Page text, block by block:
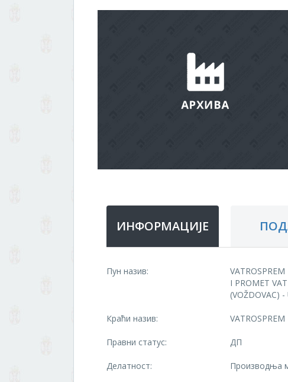
ИНФОРМАЦИЈЕ
Пун назив:
I PROMET
(VOŽDOVAC) -
Краћи назив: VATROSPREM
Правни статус: ДП
Делатност: Производња